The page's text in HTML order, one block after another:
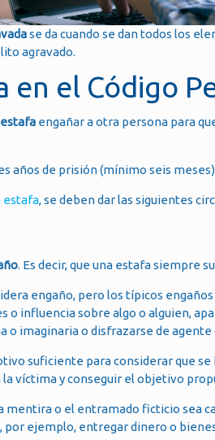
se da cuando se dan todos los
agravado.
en el Código
engañar a otra persona para
años de prisión (mínimo seis
estafa, se deben dar las siguientes
. Es decir, que una estafa siempre
engaño, pero los típicos
o influencia sobre algo o alguien,
imaginaria o disfrazarse de agente
suficiente para considerar que
víctima y conseguir el objetivo
mentira o el entramado ficticio sea
por ejemplo, entregar dinero o